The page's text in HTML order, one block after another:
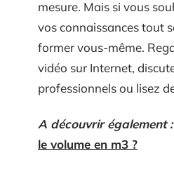
mesure. Mais si vous
vos connaissances tout
former vous-même.
vidéo sur Internet,
professionnels ou lisez
A découvrir également :
le volume en m3 ?